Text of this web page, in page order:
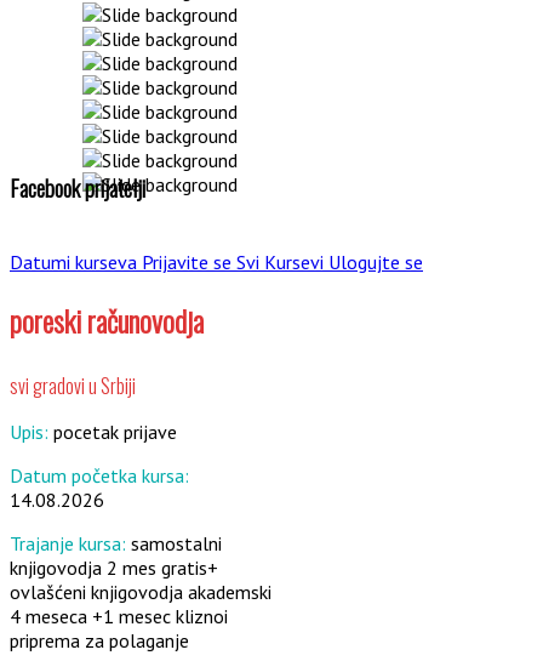
Facebook prijatelji
Datumi kurseva Prijavite se Svi Kursevi Ulogujte se
poreski računovodja
svi gradovi u Srbiji
Upis: pocetak prijave
Datum početka kursa:
14.08.2026
Trajanje kursa: samostalni
knjigovodja 2 mes gratis+
ovlašćeni knjigovodja akademski
4 meseca +1 mesec kliznoi
priprema za polaganje